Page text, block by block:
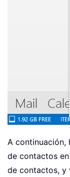
A continuación,
de contactos
de contactos, y